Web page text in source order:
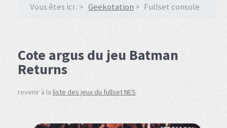
Vous êtes ici : Geekotation Fullset console
Cote argus du jeu Batman
Returns
revenir à la liste des jeux du fullset NES